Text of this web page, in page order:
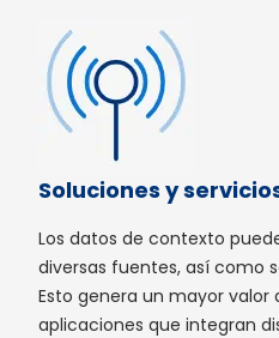
Soluciones y
Los datos de contexto
diversas fuentes, así como
Esto genera un mayor
aplicaciones que integran